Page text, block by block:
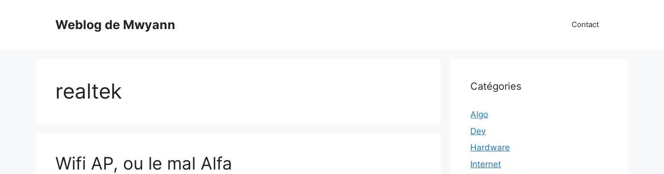
Weblog de Mwyann Contact
realtek
Wifi AP, ou le mal Alfa
Catégories
Algo
Dev
Hardware
Internet